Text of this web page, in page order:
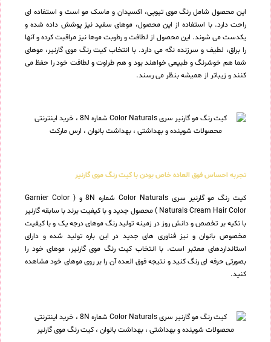
این محصول شامل رنگ موی تیوپی، اکسیدان و ماسک مو است و استفاده ای
راحت دارد. با استفاده از این محصول، موهای سفید نیز پوشش داده شده و
یکدست می شوند. این محصول از لطافت و رطوبت موها نیز مراقبت کرده و آنها
را براق، لطیف و سرزنده نگه می دارد. با انتخاب کیت رنگ موی گارنیر، موهای
شما هم خوشرنگ و طبیعی خواهند بود و هم طراوت و لطافت خود را حفظ می
کنند و زیباتر از همیشه بنظر می رسند.
تجربه احساس فوق العاده خاص بودن با کیت رنگ موی گارنیر
کیت رنگ مو گارنیر سری Color Naturals شماره 8N و ( Garnier Color
Naturals Cream Hair Color ) محصول جدید و با کیفیت برند با سابقه گارنیر
با تکیه بر تخصص و دانش روز در زمینه تولید رنگ موهای درجه یک و با کیفیت
مخصوص بانوان و نیز فناوری های جدید در این باره تولید شده و دارای
استانداردهای معتبر است. با انتخاب کیت رنگ موی گارنیر، موهای خود را
بصورتی حرفه ای رنگ کنید و نتیجه فوق العده آن را بر روی موهای خود مشاهده
کنید.